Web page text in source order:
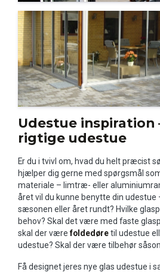
Udestue inspiration
rigtige udestue
Er du i tvivl om, hvad du helt præcist
hjælper dig gerne med spørgsmål
materiale – limtræ- eller
året vil du kunne benytte din
sæsonen eller året rundt? Hvilke
behov? Skal det være med faste
skal der være foldedøretil udestue
udestue? Skal der være tilbehør
Få designet jeres nye glas udestue i